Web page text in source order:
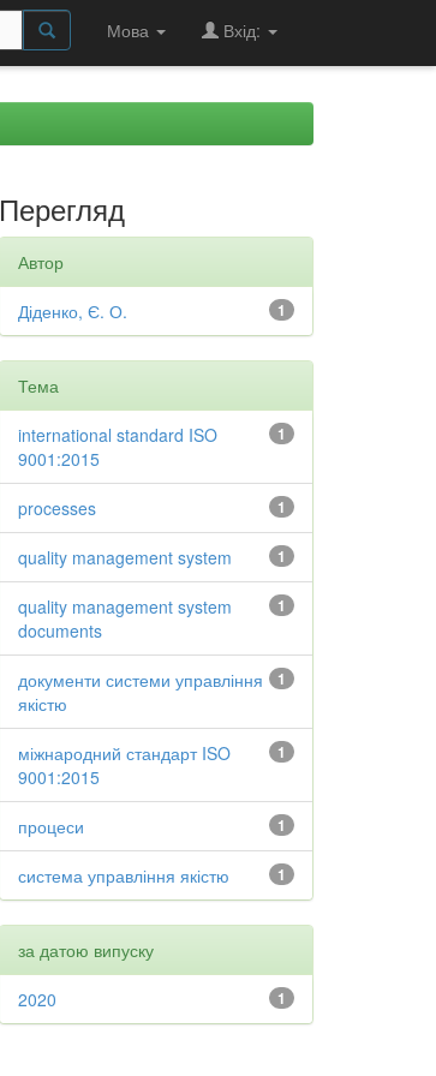
Мова Вхід:
Перегляд
Автор
1
Діденко, Є. О.
Тема
1
international standard ISO
9001:2015
1
processes
1
quality management system
1
quality management system
documents
1
документи системи управління
якістю
1
міжнародний стандарт ISO
9001:2015
1
процеси
1
система управління якістю
за датою випуску
1
2020